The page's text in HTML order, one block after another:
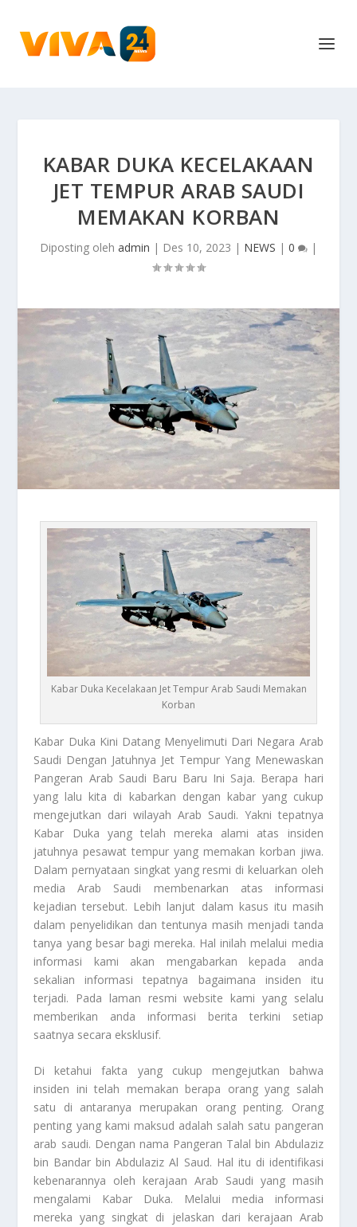
KABAR DUKA KECELAKAAN
JET TEMPUR ARAB SAUDI
MEMAKAN KORBAN
Diposting oleh admin | Des 10, 2023 | NEWS | 0 |
Kabar Duka Kecelakaan Jet Tempur Arab Saudi Memakan
Korban
Kabar Duka Kini Datang Menyelimuti Dari Negara Arab
Saudi Dengan Jatuhnya Jet Tempur Yang Menewaskan
Pangeran Arab Saudi Baru Baru Ini Saja. Berapa hari
yang lalu kita di kabarkan dengan kabar yang cukup
mengejutkan dari wilayah Arab Saudi. Yakni tepatnya
Kabar Duka yang telah mereka alami atas insiden
jatuhnya pesawat tempur yang memakan korban jiwa.
Dalam pernyataan singkat yang resmi di keluarkan oleh
media Arab Saudi membenarkan atas informasi
kejadian tersebut. Lebih lanjut dalam kasus itu masih
dalam penyelidikan dan tentunya masih menjadi tanda
tanya yang besar bagi mereka. Hal inilah melalui media
informasi kami akan mengabarkan kepada anda
sekalian informasi tepatnya bagaimana insiden itu
terjadi. Pada laman resmi website kami yang selalu
memberikan anda informasi berita terkini setiap
saatnya secara eksklusif.
Di ketahui fakta yang cukup mengejutkan bahwa
insiden ini telah memakan berapa orang yang salah
satu di antaranya merupakan orang penting. Orang
penting yang kami maksud adalah salah satu pangeran
arab saudi. Dengan nama Pangeran Talal bin Abdulaziz
bin Bandar bin Abdulaziz Al Saud. Hal itu di identifikasi
kebenarannya oleh kerajaan Arab Saudi yang masih
mengalami Kabar Duka. Melalui media informasi
mereka yang singkat di jelaskan dari kerajaan Arab